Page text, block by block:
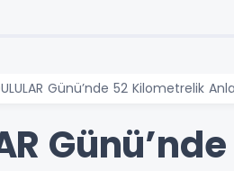
Günü’nde 52 Kilometrelik